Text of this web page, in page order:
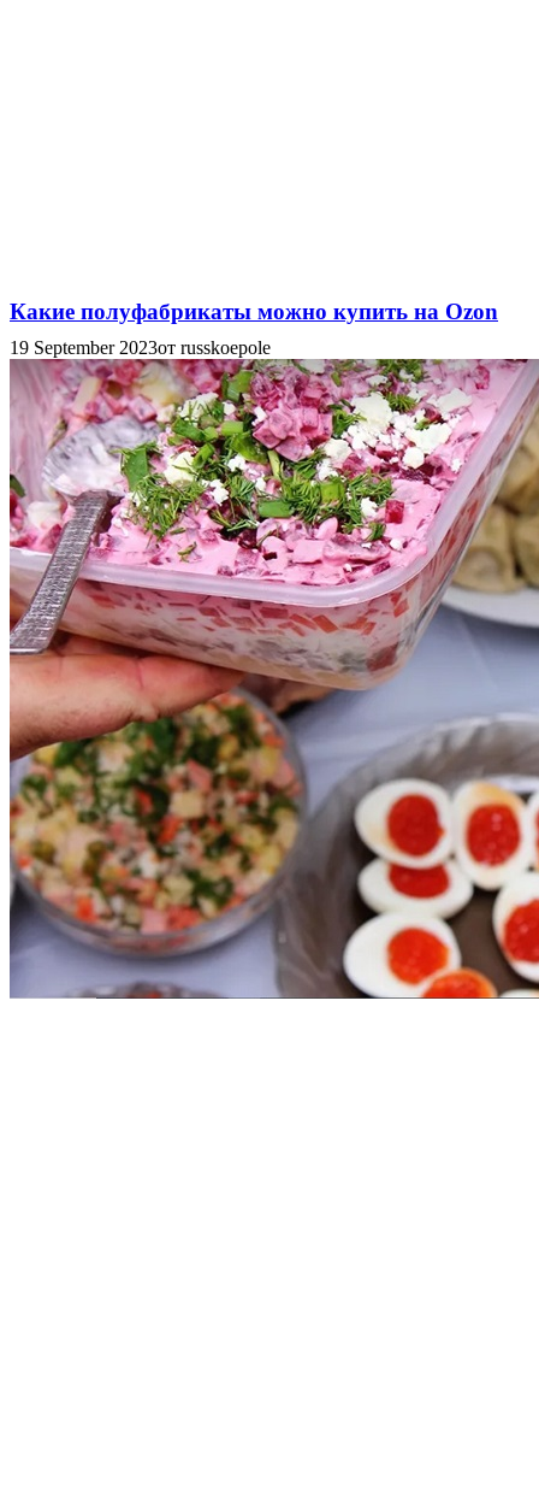
Какие полуфабрикаты можно купить на Ozon
19 September 2023от russkoepole